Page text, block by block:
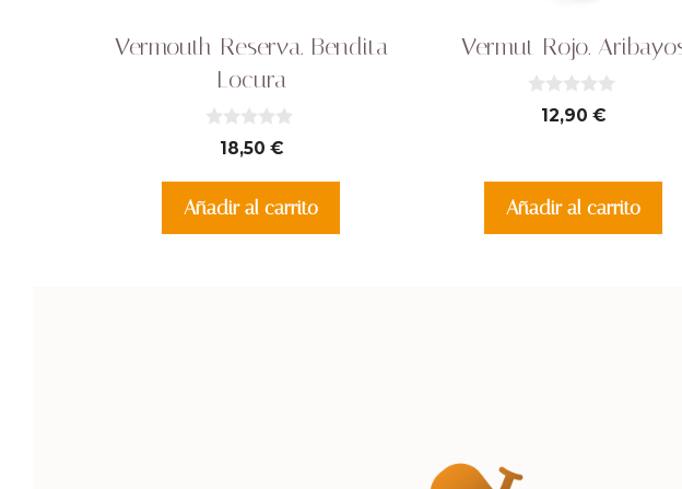
Vermouth Reserva. Bendita
Locura
18,50 €
Añadir al carrito
Vermut Rojo.
12,90 €
Añadir al carrito